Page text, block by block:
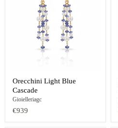
Orecchini Light Blue
Cascade
Gioielleriagc
€939